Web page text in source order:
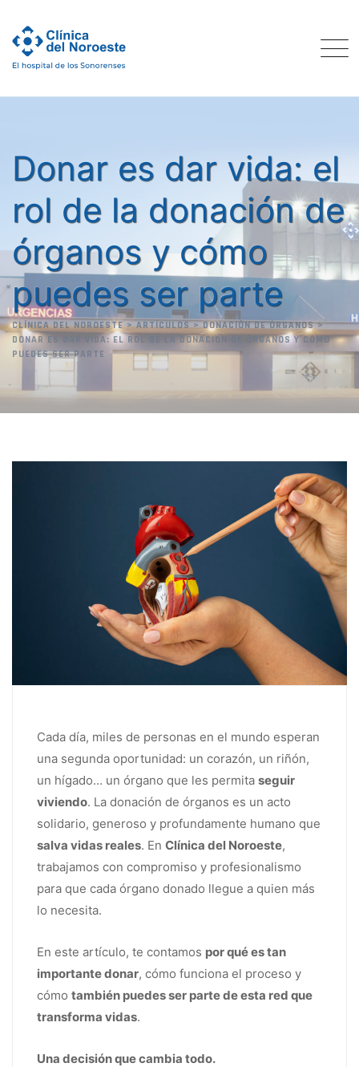
content
Donar es dar vida: el
rol de la donación de
órganos y cómo
puedes ser parte
CLÍNICA DEL NOROESTE>ARTÍCULOS>DONACIÓN DE ÓRGANOS>
DONAR ES DAR VIDA: EL ROL DE LA DONACIÓN DE ÓRGANOS Y CÓMO
PUEDES SER PARTE
Cada día, miles de personas en el mundo esperan
una segunda oportunidad: un corazón, un riñón,
un hígado… un órgano que les permita seguir
viviendo. La donación de órganos es un acto
solidario, generoso y profundamente humano que
salva vidas reales. En Clínica del Noroeste,
trabajamos con compromiso y profesionalismo
para que cada órgano donado llegue a quien más
lo necesita.
En este artículo, te contamos por qué es tan
importante donar, cómo funciona el proceso y
cómo también puedes ser parte de esta red que
transforma vidas.
Una decisión que cambia todo.